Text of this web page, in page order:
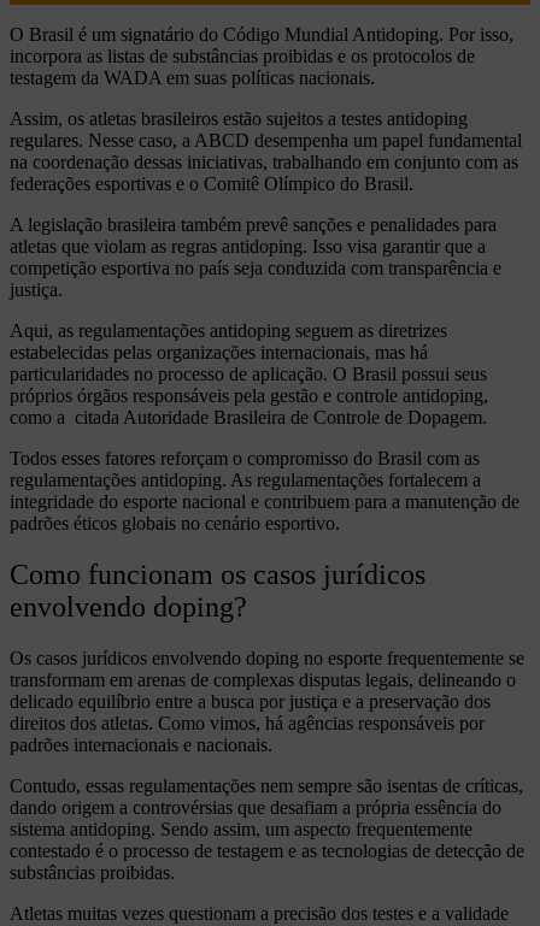
O Brasil é um signatário do Código Mundial Antidoping. Por isso,
incorpora as listas de substâncias proibidas e os protocolos de
testagem da WADA em suas políticas nacionais.
Assim, os atletas brasileiros estão sujeitos a testes antidoping
regulares. Nesse caso, a ABCD desempenha um papel fundamental
na coordenação dessas iniciativas, trabalhando em conjunto com as
federações esportivas e o Comitê Olímpico do Brasil.
A legislação brasileira também prevê sanções e penalidades para
atletas que violam as regras antidoping. Isso visa garantir que a
competição esportiva no país seja conduzida com transparência e
justiça.
Aqui, as regulamentações antidoping seguem as diretrizes
estabelecidas pelas organizações internacionais, mas há
particularidades no processo de aplicação. O Brasil possui seus
próprios órgãos responsáveis pela gestão e controle antidoping,
como a citada Autoridade Brasileira de Controle de Dopagem.
Todos esses fatores reforçam o compromisso do Brasil com as
regulamentações antidoping. As regulamentações fortalecem a
integridade do esporte nacional e contribuem para a manutenção de
padrões éticos globais no cenário esportivo.
Como funcionam os casos jurídicos
envolvendo doping?
Os casos jurídicos envolvendo doping no esporte frequentemente se
transformam em arenas de complexas disputas legais, delineando o
delicado equilíbrio entre a busca por justiça e a preservação dos
direitos dos atletas. Como vimos, há agências responsáveis por
padrões internacionais e nacionais.
Contudo, essas regulamentações nem sempre são isentas de críticas,
dando origem a controvérsias que desafiam a própria essência do
sistema antidoping. Sendo assim, um aspecto frequentemente
contestado é o processo de testagem e as tecnologias de detecção de
substâncias proibidas.
Atletas muitas vezes questionam a precisão dos testes e a validade